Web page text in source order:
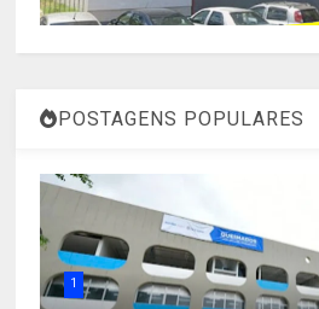
POSTAGENS POPULARES
1